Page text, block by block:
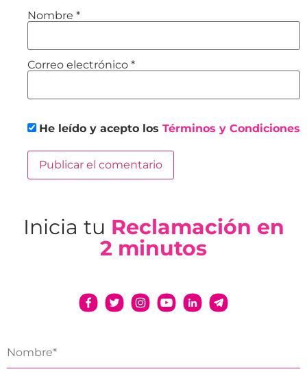
Nombre *
Correo electrónico *
He leído y acepto los Términos y Condiciones
Inicia tu Reclamación en
2 minutos